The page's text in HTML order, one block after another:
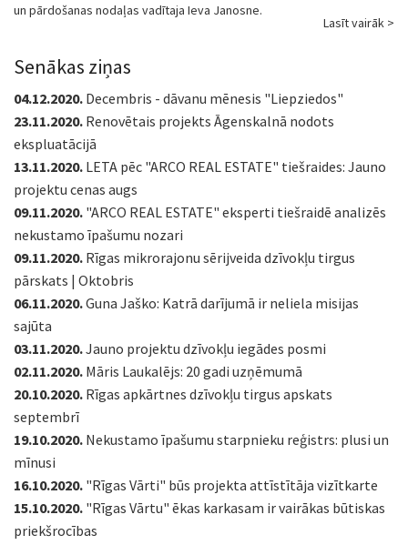
un pārdošanas nodaļas vadītaja Ieva Janosne.
Lasīt vairāk >
Senākas ziņas
04.12.2020. Decembris - dāvanu mēnesis "Liepziedos"
23.11.2020. Renovētais projekts Āgenskalnā nodots
ekspluatācijā
13.11.2020. LETA pēc "ARCO REAL ESTATE" tiešraides: Jauno
projektu cenas augs
09.11.2020. "ARCO REAL ESTATE" eksperti tiešraidē analizēs
nekustamo īpašumu nozari
09.11.2020. Rīgas mikrorajonu sērijveida dzīvokļu tirgus
pārskats | Oktobris
06.11.2020.Guna Jaško: Katrā darījumā ir neliela misijas
sajūta
03.11.2020.Jauno projektu dzīvokļu iegādes posmi
02.11.2020. Māris Laukalējs: 20 gadi uzņēmumā
20.10.2020. Rīgas apkārtnes dzīvokļu tirgus apskats
septembrī
19.10.2020. Nekustamo īpašumu starpnieku reģistrs: plusi un
mīnusi
16.10.2020. "Rīgas Vārti" būs projekta attīstītāja vizītkarte
15.10.2020. "Rīgas Vārtu" ēkas karkasam ir vairākas būtiskas
priekšrocības